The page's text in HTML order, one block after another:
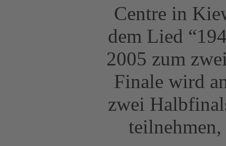
Centre in
dem Lied
2005 zum
Finale wird
zwei